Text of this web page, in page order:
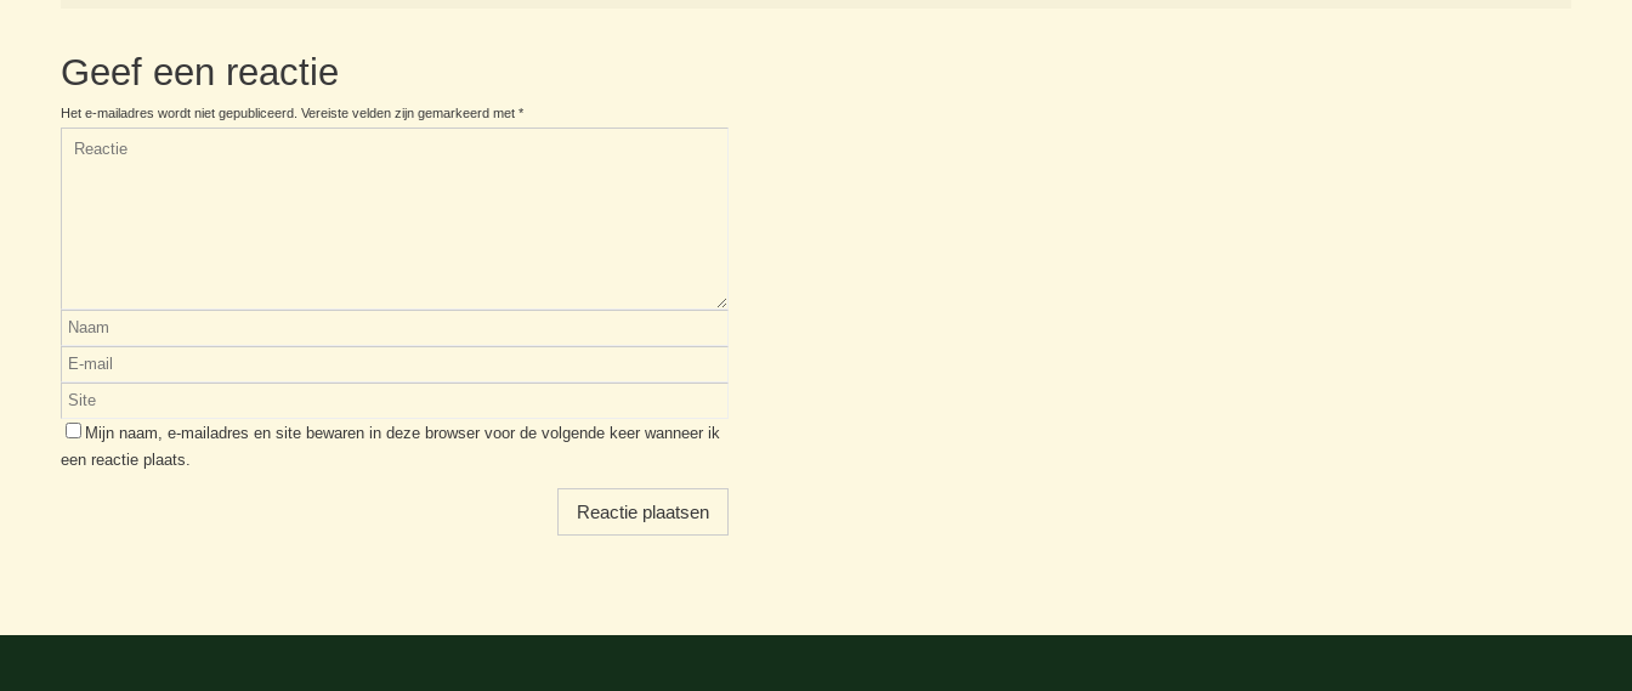
Geef een reactie
Het e-mailadres wordt niet gepubliceerd. Vereiste velden zijn gemarkeerd met *
Mijn naam, e-mailadres en site bewaren in deze browser voor de volgende keer wanneer ik
een reactie plaats.